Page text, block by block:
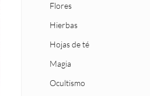
Flores
Hierbas
Hojas de té
Magia
Ocultismo